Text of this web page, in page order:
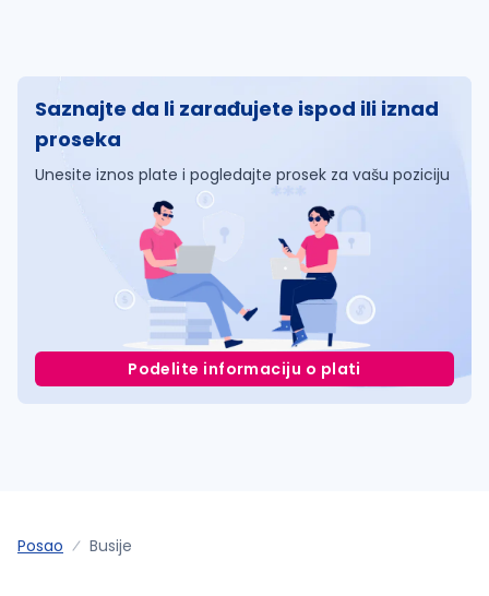
Saznajte da li zarađujete ispod ili iznad
proseka
Unesite iznos plate i pogledajte prosek za vašu poziciju
Podelite informaciju o plati
Posao Busije